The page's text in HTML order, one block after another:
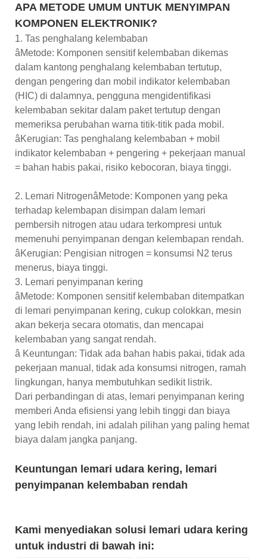
APA METODE UMUM UNTUK MENYIMPAN
KOMPONEN ELEKTRONIK?
1. Tas penghalang kelembaban
âMetode: Komponen sensitif kelembaban dikemas
dalam kantong penghalang kelembaban tertutup,
dengan pengering dan mobil indikator kelembaban
(HIC) di dalamnya, pengguna mengidentifikasi
kelembaban sekitar dalam paket tertutup dengan
memeriksa perubahan warna titik-titik pada mobil.
âKerugian: Tas penghalang kelembaban + mobil
indikator kelembaban + pengering + pekerjaan manual
= bahan habis pakai, risiko kebocoran, biaya tinggi.
2. Lemari NitrogenâMetode: Komponen yang peka
terhadap kelembapan disimpan dalam lemari
pembersih nitrogen atau udara terkompresi untuk
memenuhi penyimpanan dengan kelembapan rendah.
âKerugian: Pengisian nitrogen = konsumsi N2 terus
menerus, biaya tinggi.
3. Lemari penyimpanan kering
âMetode: Komponen sensitif kelembaban ditempatkan
di lemari penyimpanan kering, cukup colokkan, mesin
akan bekerja secara otomatis, dan mencapai
kelembaban yang sangat rendah.
â Keuntungan: Tidak ada bahan habis pakai, tidak ada
pekerjaan manual, tidak ada konsumsi nitrogen, ramah
lingkungan, hanya membutuhkan sedikit listrik.
Dari perbandingan di atas, lemari penyimpanan kering
memberi Anda efisiensi yang lebih tinggi dan biaya
yang lebih rendah, ini adalah pilihan yang paling hemat
biaya dalam jangka panjang.
Keuntungan lemari udara kering, lemari
penyimpanan kelembaban rendah
Kami menyediakan solusi lemari udara kering
untuk industri di bawah ini: